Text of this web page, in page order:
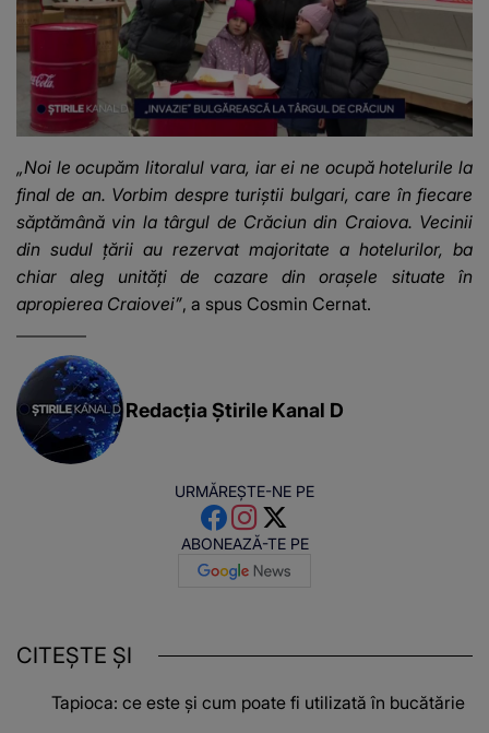
„Noi le ocupăm litoralul vara, iar ei ne ocupă hotelurile la
final de an. Vorbim despre turiștii bulgari, care în fiecare
săptămână vin la târgul de Crăciun din Craiova. Vecinii
din sudul țării au rezervat majoritate a hotelurilor, ba
chiar aleg unități de cazare din orașele situate în
apropierea Craiovei”, a spus Cosmin Cernat.
Redacția Știrile Kanal D
URMĂREȘTE-NE PE
ABONEAZĂ-TE PE
CITEȘTE ȘI
Tapioca: ce este și cum poate fi utilizată în bucătărie